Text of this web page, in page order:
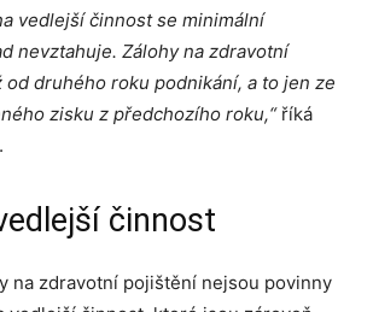
vedlejší činnost se minimální
nevztahuje. Zálohy na zdravotní
druhého roku podnikání, a to jen ze
zisku z předchozího roku,“říká
činnost
na zdravotní pojištění nejsou povinny